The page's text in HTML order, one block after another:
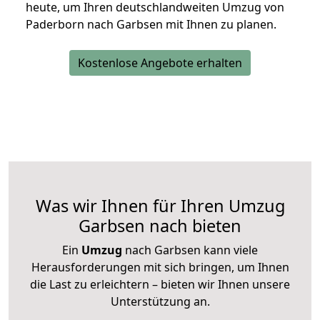
heute, um Ihren deutschlandweiten Umzug von
Paderborn nach Garbsen mit Ihnen zu planen.
Kostenlose Angebote erhalten
Was wir Ihnen für Ihren Umzug
Garbsen nach bieten
Ein Umzug nach Garbsen kann viele
Herausforderungen mit sich bringen, um Ihnen
die Last zu erleichtern – bieten wir Ihnen unsere
Unterstützung an.